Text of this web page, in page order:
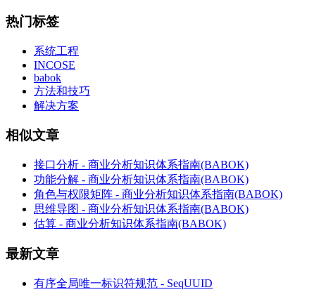
热门标签
系统工程
INCOSE
babok
方法和技巧
解决方案
相似文章
接口分析 - 商业分析知识体系指南(BABOK)
功能分解 - 商业分析知识体系指南(BABOK)
角色与权限矩阵 - 商业分析知识体系指南(BABOK)
思维导图 - 商业分析知识体系指南(BABOK)
估算 - 商业分析知识体系指南(BABOK)
最新文章
有序全局唯一标识符规范 - SeqUUID